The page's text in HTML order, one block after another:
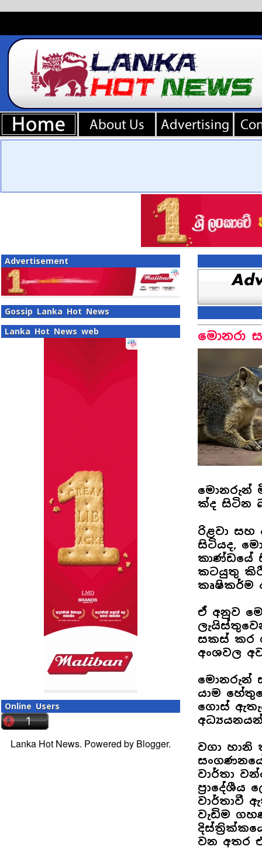
Advertisement
Gossip Lanka Hot News
Lanka Hot News web
Online Users
Lanka Hot News. Powered by Blogger.
මොනරා
මොනරුන්
ක්ද සිටින
රිළවා සහ
සිටියද,
කාණ්ඩයේ
කටයුතු
කෘෂිකර්ම
ඒ අනුව
සකස් කර
අංශවල
මොනරුන්
යාම
ගොස්
වගා
වාර්තා
වාර්තාවී
වැඩිම
වන අතර